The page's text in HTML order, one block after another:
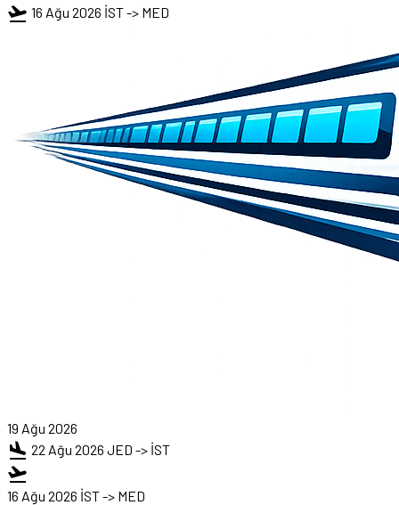
flight_takeoff 16 Ağu 2026 İST -> MED
19 Ağu 2026
flight_land 22 Ağu 2026 JED -> İST
flight_takeoff
16 Ağu 2026 İST -> MED